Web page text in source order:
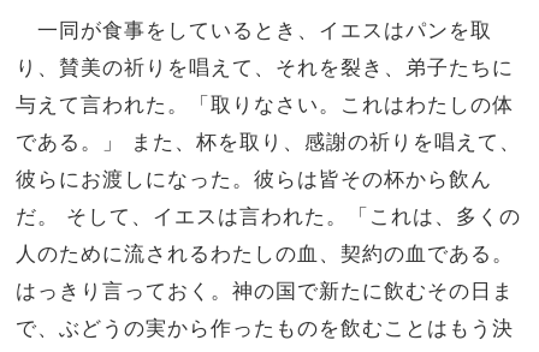
一同が食事をしているとき、イエスはパンを取
り、賛美の祈りを唱えて、それを裂き、弟子たちに
与えて言われた。「取りなさい。これはわたしの体
である。」 また、杯を取り、感謝の祈りを唱えて、
彼らにお渡しになった。彼らは皆その杯から飲ん
だ。 そして、イエスは言われた。「これは、多くの
人のために流されるわたしの血、契約の血である。
はっきり言っておく。神の国で新たに飲むその日ま
で、ぶどうの実から作ったものを飲むことはもう決